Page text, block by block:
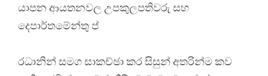
යාපන ආයතනවල උපකුලපතිවරු සහ
දෙපාර්තමේන්තු ප්
රධානින් සමග සාකච්ඡා කර සිසුන් අතරින්ම කව